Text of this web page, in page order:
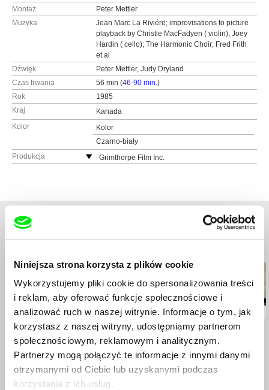
Niniejsza strona korzysta z plików cookie
Wykorzystujemy pliki cookie do spersonalizowania treści
i reklam, aby oferować funkcje społecznościowe i
analizować ruch w naszej witrynie. Informacje o tym, jak
korzystasz z naszej witryny, udostępniamy partnerom
społecznościowym, reklamowym i analitycznym.
Partnerzy mogą połączyć te informacje z innymi danymi
otrzymanymi od Ciebie lub uzyskanymi podczas
korzystania z ich usług.
Montaż
Peter Mettler
Muzyka
Jean Marc La Riviére; improvisations to picture
playback by Christie MacFadyen ( violin), Joey
Hardin ( cello); The Harmonic Choir; Fred Frith
et al
Dźwięk
Peter Mettler, Judy Dryland
Czas trwania
56 min (46-90 min.)
Rok
1985
Kraj
Kanada
Kolor
Kolor
Czarno-biały
Produkcja
Grimthorpe Film Inc.
Kanada
http://www.petermettler.com/
info@peterme
ttler.com
Peter Mettler
Balifilm
Cláudia Varejão
Ama-San
Sergei Loznitsa